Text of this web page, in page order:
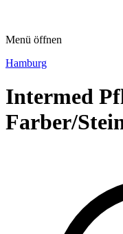
Menü öffnen
Hamburg
Intermed
Farber/